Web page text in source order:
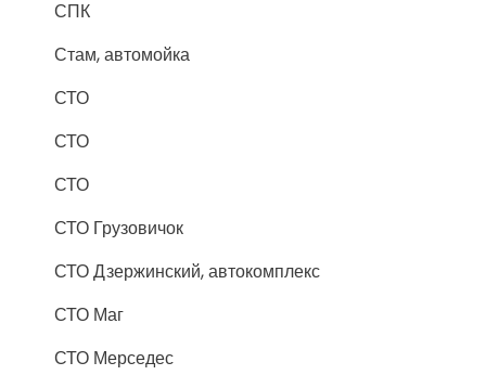
СПК
Стам, автомойка
СТО
СТО
СТО
СТО Грузовичок
СТО Дзержинский, автокомплекс
СТО Маг
СТО Мерседес